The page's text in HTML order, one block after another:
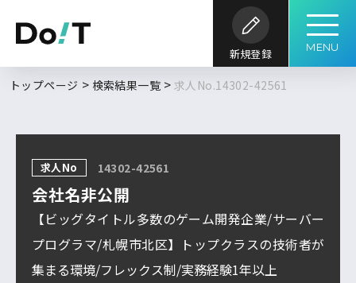
新規登録 MENU
DoITについて
求人を探す
新着求人一覧
検索履歴はありません。
勤務地 職種 開発内容
言語 キーワード
フルリモート
北海道
東北
関東
トップページ 検索結果一覧 求人No.14302-42561
求人No 14302-42561
会社名非公開
【ビッグタイトル多数のゲーム開発企業/サーバー
プログラマ/札幌市北区】トップクラスの技術者が
集まる環境/フレックス制/実務経験1年以上